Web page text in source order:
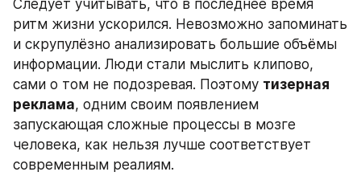
Следует учитывать, что в последнее время
ритм жизни ускорился. Невозможно запоминать
и скрупулёзно анализировать большие объёмы
информации. Люди стали мыслить клипово,
сами о том не подозревая. Поэтому тизерная
реклама, одним своим появлением
запускающая сложные процессы в мозге
человека, как нельзя лучше соответствует
современным реалиям.